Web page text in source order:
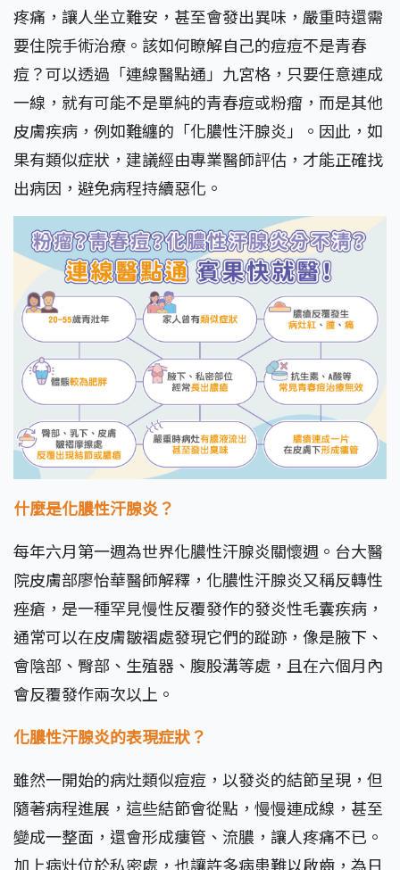
疼痛，讓人坐立難安，甚至會發出異味，嚴重時還需
要住院手術治療。該如何瞭解自己的痘痘不是青春
痘？可以透過「連線醫點通」九宮格，只要任意連成
一線，就有可能不是單純的青春痘或粉瘤，而是其他
皮膚疾病，例如難纏的「化膿性汗腺炎」。因此，如
果有類似症狀，建議經由專業醫師評估，才能正確找
出病因，避免病程持續惡化。
什麼是化膿性汗腺炎？
每年六月第一週為世界化膿性汗腺炎關懷週。台大醫
院皮膚部廖怡華醫師解釋，化膿性汗腺炎又稱反轉性
痤瘡，是一種罕見慢性反覆發作的發炎性毛囊疾病，
通常可以在皮膚皺褶處發現它們的蹤跡，像是腋下、
會陰部、臀部、生殖器、腹股溝等處，且在六個月內
會反覆發作兩次以上。
化膿性汗腺炎的表現症狀？
雖然一開始的病灶類似痘痘，以發炎的結節呈現，但
隨著病程進展，這些結節會從點，慢慢連成線，甚至
變成一整面，還會形成瘻管、流膿，讓人疼痛不已。
加上病灶位於私密處，也讓許多病患難以啟齒，為日